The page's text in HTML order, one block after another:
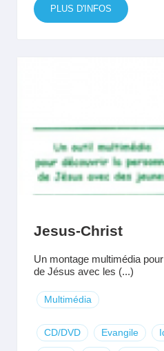
PLUS D'INFOS
Jesus-Christ
Un montage multimédia
de Jésus avec les (...)
Multimédia
CD/DVD Evangile